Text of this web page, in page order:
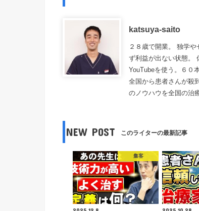
katsuya-saito
２８歳で開業。 独学
ず利益が出ない状態。
YouTubeを使う。６０
全国から患者さんが殺
のノウハウを全国の治
NEW POST このライターの最新記事
集客